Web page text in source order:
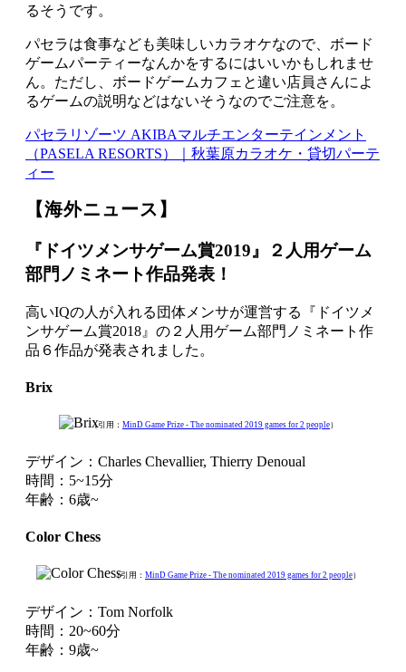
るそうです。
パセラは食事なども美味しいカラオケなので、ボード
ゲームパーティーなんかをするにはいいかもしれませ
ん。ただし、ボードゲームカフェと違い店員さんによ
るゲームの説明などはないそうなのでご注意を。
パセラリゾーツ AKIBAマルチエンターテインメント
（PASELA RESORTS）｜秋葉原カラオケ・貸切パーテ
ィー
【海外ニュース】
『ドイツメンサゲーム賞2019』２人用ゲーム
部門ノミネート作品発表！
高いIQの人が入れる団体メンサが運営する『ドイツメ
ンサゲーム賞2018』の２人用ゲーム部門ノミネート作
品６作品が発表されました。
Brix
（引用： MinD Game Prize - The nominated 2019 games for 2 people）
デザイン：Charles Chevallier, Thierry Denoual
時間：5~15分
年齢：6歳~
Color Chess
（引用： MinD Game Prize - The nominated 2019 games for 2 people）
デザイン：Tom Norfolk
時間：20~60分
年齢：9歳~